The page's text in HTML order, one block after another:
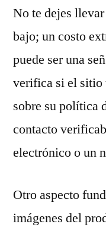
No te dejes
bajo; un costo
puede ser una
verifica si el sitio
sobre su política
contacto
electrónico o un
Otro aspecto
imágenes del